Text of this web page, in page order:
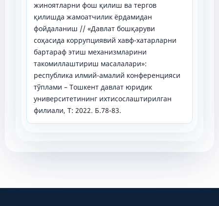
жиноятларни фош қилиш ва тергов
қилишда жамоатчилик ёрдамидан
фойдаланиш // «Давлат бошқаруви
соҳасида коррупциявий хавф-хатарларни
бартараф этиш механизмларини
такомиллаштириш масалалари»:
республика илмий-амалий конференцияси
тўплами – Тошкент давлат юридик
университетининг ихтисослаштирилган
филиали, Т: 2022. Б.78-83.